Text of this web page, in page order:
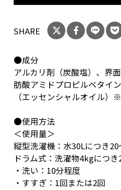
SHARE
●成分
アルカリ剤（炭酸塩）、界
肪酸アミドプロピルベタイ
（エッセンシャルオイル）
●使用方法
＜使用量＞
縦型洗濯機：水30Lにつき
ドラム式：洗濯物4kgにつ
・洗い：10分程度
・すすぎ：1回または2回